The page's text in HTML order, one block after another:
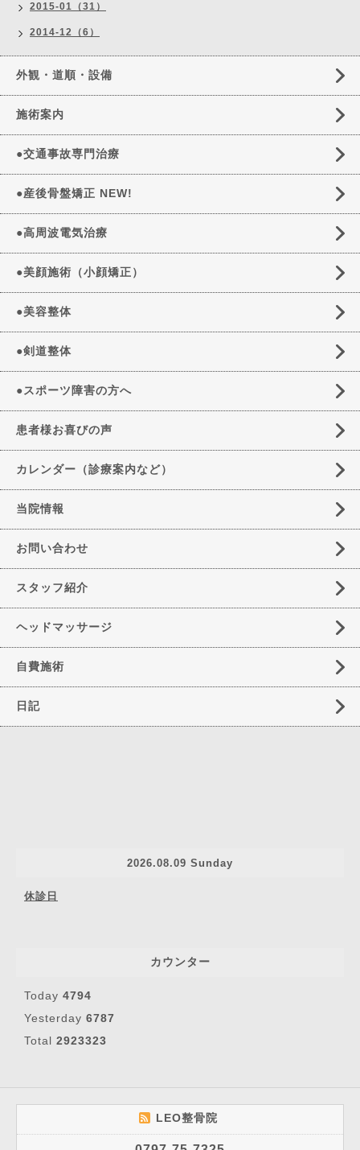
2015-01（31）
2014-12（6）
外観・道順・設備
施術案内
●交通事故専門治療
●産後骨盤矯正 NEW!
●高周波電気治療
●美顔施術（小顔矯正）
●美容整体
●剣道整体
●スポーツ障害の方へ
患者様お喜びの声
カレンダー（診療案内など）
当院情報
お問い合わせ
スタッフ紹介
ヘッドマッサージ
自費施術
日記
2026.08.09 Sunday
休診日
カウンター
Today 4794
Yesterday 6787
Total 2923323
LEO整骨院